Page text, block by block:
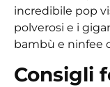
incredibile pop
polverosi e i
bambù e ninfee
Consigli